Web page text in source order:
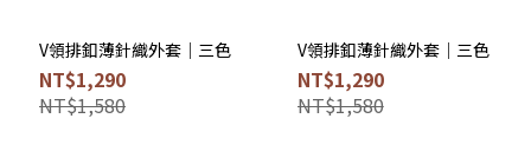
V領排釦薄針織外套｜三色
NT$1,290
NT$1,580
V領排釦薄針織外套｜三色
NT$1,290
NT$1,580